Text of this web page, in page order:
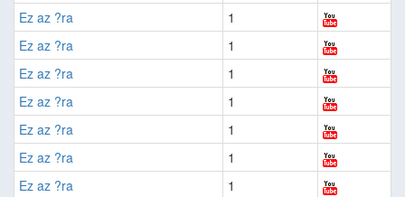
Ez az ?ra
1
Ez az ?ra
1
Ez az ?ra
1
Ez az ?ra
1
Ez az ?ra
1
Ez az ?ra
1
Ez az ?ra
1